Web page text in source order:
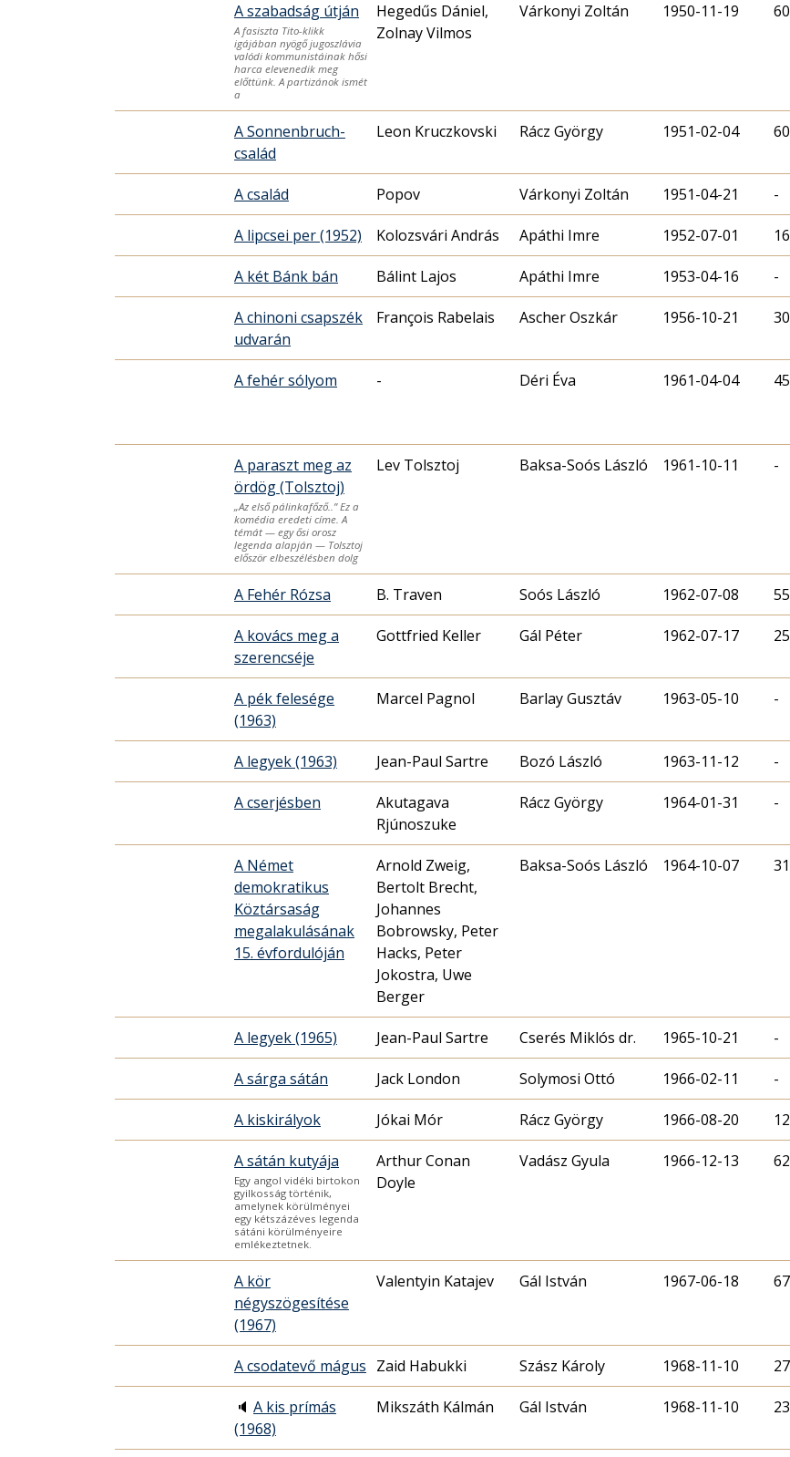
A szabadság útján
A fasiszta Tito-klikk
igájában nyögő jugoszlávia
valódi kommunistáinak hősi
harca elevenedik meg
előttünk. A partizánok ismét
a
Hegedűs Dániel,
Zolnay Vilmos
Várkonyi Zoltán 1950-11-19 60
A Sonnenbruch-
család
Leon Kruczkovski Rácz György 1951-02-04 60
A család Popov Várkonyi Zoltán 1951-04-21 -
A lipcsei per (1952) Kolozsvári András Apáthi Imre 1952-07-01
A két Bánk bán Bálint Lajos Apáthi Imre 1953-04-16 -
A chinoni csapszék
udvarán
François Rabelais Ascher Oszkár 1956-10-21 30
A fehér sólyom - Déri Éva 1961-04-04 45
A paraszt meg az
ördög (Tolsztoj)
„Az első pálinkafőző..” Ez a
komédia eredeti címe. A
témát — egy ősi orosz
legenda alapján — Tolsztoj
először elbeszélésben dolg
Lev Tolsztoj Baksa-Soós László 1961-10-11 -
A Fehér Rózsa B. Traven Soós László 1962-07-08 55
A kovács meg a
szerencséje
Gottfried Keller Gál Péter 1962-07-17 25
A pék felesége
(1963)
Marcel Pagnol Barlay Gusztáv 1963-05-10 -
A legyek (1963) Jean-Paul Sartre Bozó László 1963-11-12 -
A cserjésben
Akutagava
Rjúnoszuke
Rácz György 1964-01-31 -
A Német
demokratikus
Köztársaság
megalakulásának
15. évfordulóján
Arnold Zweig,
Bertolt Brecht,
Johannes
Bobrowsky, Peter
Hacks, Peter
Jokostra, Uwe
Berger
Baksa-Soós László 1964-10-07 31
A legyek (1965) Jean-Paul Sartre Cserés Miklós dr. 1965-10-21 -
A sárga sátán Jack London Solymosi Ottó 1966-02-11 -
A kiskirályok Jókai Mór Rácz György 1966-08-20
A sátán kutyája
Egy angol vidéki birtokon
gyilkosság történik,
amelynek körülményei
egy kétszázéves legenda
sátáni körülményeire
emlékeztetnek.
Arthur Conan
Doyle
Vadász Gyula 1966-12-13 62
A kör
négyszögesítése
(1967)
Valentyin Katajev Gál István 1967-06-18 67
A csodatevő mágus Zaid Habukki Szász Károly 1968-11-10 27
🔈 A kis prímás
(1968)
Mikszáth Kálmán Gál István 1968-11-10 23